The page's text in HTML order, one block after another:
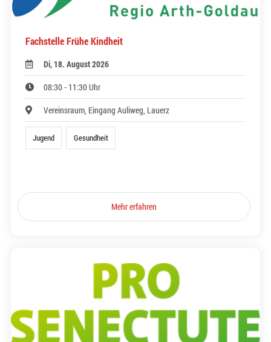
Fachstelle Frühe Kindheit
Di, 18. August 2026
08:30 - 11:30 Uhr
Vereinsraum, Eingang Auliweg, Lauerz
Jugend Gesundheit
Mehr erfahren